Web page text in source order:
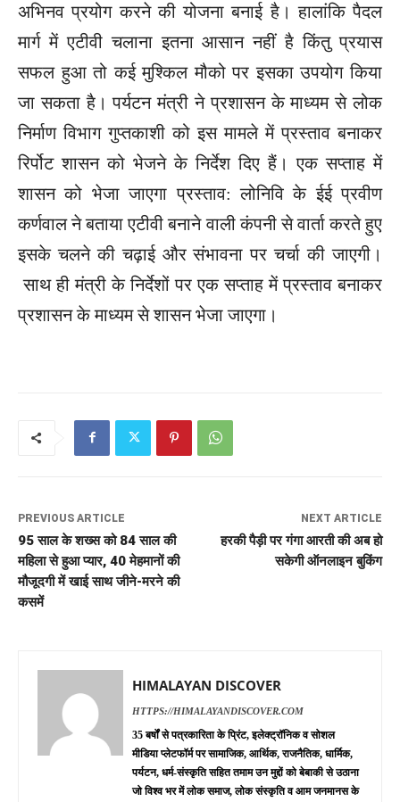
अभिनव प्रयोग करने की योजना बनाई है। हालांकि पैदल
मार्ग में एटीवी चलाना इतना आसान नहीं है किंतु प्रयास
सफल हुआ तो कई मुश्किल मौको पर इसका उपयोग किया
जा सकता है। पर्यटन मंत्री ने प्रशासन के माध्यम से लोक
निर्माण विभाग गुप्तकाशी को इस मामले में प्रस्ताव बनाकर
रिर्पोट शासन को भेजने के निर्देश दिए हैं। एक सप्ताह में
शासन को भेजा जाएगा प्रस्ताव: लोनिवि के ईई प्रवीण
कर्णवाल ने बताया एटीवी बनाने वाली कंपनी से वार्ता करते हुए
इसके चलने की चढ़ाई और संभावना पर चर्चा की जाएगी।
साथ ही मंत्री के निर्देशों पर एक सप्ताह में प्रस्ताव बनाकर
प्रशासन के माध्यम से शासन भेजा जाएगा।
PREVIOUS ARTICLE
95 साल के शख्स को 84 साल की
महिला से हुआ प्यार, 40 मेहमानों की
मौजूदगी में खाई साथ जीने-मरने की
कसमें
NEXT ARTICLE
हरकी पैड़ी पर गंगा आरती की अब हो
सकेगी ऑनलाइन बुकिंग
HIMALAYAN DISCOVER
HTTPS://HIMALAYANDISCOVER.COM
35 बर्षों से पत्रकारिता के प्रिंट, इलेक्ट्रॉनिक व सोशल
मीडिया प्लेटफॉर्म पर सामाजिक, आर्थिक, राजनैतिक, धार्मिक,
पर्यटन, धर्म-संस्कृति सहित तमाम उन मुद्दों को बेबाकी से उठाना
जो विश्व भर में लोक समाज, लोक संस्कृति व आम जनमानस के